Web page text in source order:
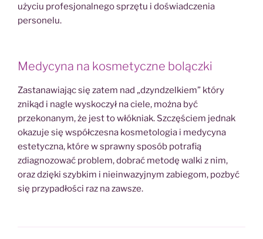
użyciu profesjonalnego sprzętu i doświadczenia
personelu.
Medycyna na kosmetyczne bolączki
Zastanawiając się zatem nad „dzyndzelkiem” który
znikąd i nagle wyskoczył na ciele, można być
przekonanym, że jest to włókniak. Szczęściem jednak
okazuje się współczesna kosmetologia i medycyna
estetyczna, które w sprawny sposób potrafią
zdiagnozować problem, dobrać metodę walki z nim,
oraz dzięki szybkim i nieinwazyjnym zabiegom, pozbyć
się przypadłości raz na zawsze.